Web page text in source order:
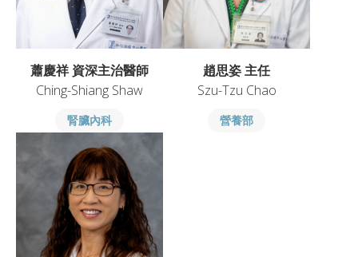
蕭慶祥 資深主治醫師
Ching-Shiang Shaw
腎臟內科
趙思姿 主任
Szu-Tzu Chao
營養部